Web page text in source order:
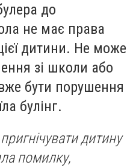
до
не має права
дитини. Не може
зі школи або
бути порушення
булінг.
дитину
помилку,